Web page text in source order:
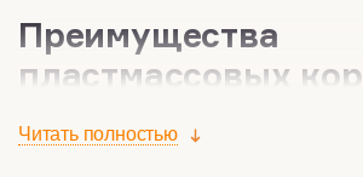
Преимущества
пластмассовых
Простота изготовления
Читать полностью